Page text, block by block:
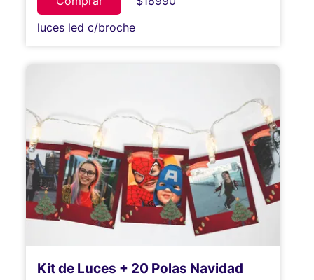
luces led c/broche
Kit de Luces + 20 Polas Navidad